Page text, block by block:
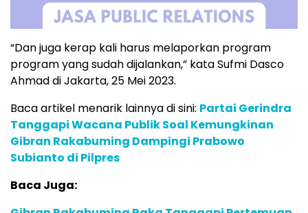
“Dan juga kerap kali harus melaporkan program
program yang sudah dijalankan,” kata Sufmi Dasco
Ahmad di Jakarta, 25 Mei 2023.
Baca artikel menarik lainnya di sini: Partai Gerindra
Tanggapi Wacana Publik Soal Kemungkinan
Gibran Rakabuming Dampingi Prabowo
Subianto di Pilpres
Baca Juga: